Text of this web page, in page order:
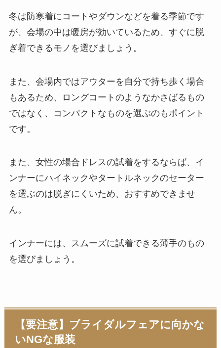
冬は防寒着にコートやダウンなどを着る季節です
が、会場の中は暖房が効いているため、すぐに脱
ぎ着できるモノを選びましょう。
また、会場内ではアウターを自分で持ち歩く場合
もあるため、ロングコートのようなかさばるもの
ではなく、コンパクトなものを選ぶのもポイント
です。
また、女性の場合ドレスの試着をするならば、イ
ンナーにハイネックやタートルネックのセーター
を選ぶのは脱ぎにくいため、おすすめできませ
ん。
インナーには、スムーズに試着できる薄手のもの
を選びましょう。
【要注意】ブライダルフェアに向かな
いNGな服装